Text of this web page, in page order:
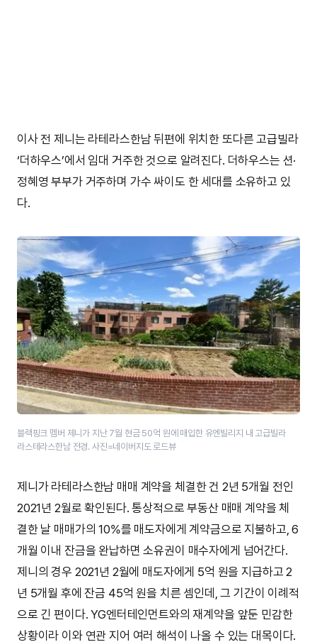
이사 전 제니는 라테라스한남 뒤편에 위치한 또다른 고급빌라
‘더하우스’에서 임대 거주한 것으로 알려진다. 더하우스는 션·
정혜영 부부가 거주하며 가수 싸이도 한 세대를 소유하고 있
다.
블랙핑크 멤버 제니가 지난 7월 현금 50억 원에 매입한 유엔빌리지 내 고급빌라
라스테라스한남 전경. 사진=네이버지도 로드뷰
제니가 라테라스한남 매매 계약을 체결한 건 2년 5개월 전인
2021년 2월로 확인된다. 통상적으로 부동산 매매 계약을 체
결한 날 매매가의 10%를 매도자에게 계약금으로 지불하고, 6
개월 이내 잔금을 완납하면 소유권이 매수자에게 넘어간다.
제니의 경우 2021년 2월에 매도자에게 5억 원을 지급하고 2
년 5개월 후에 잔금 45억 원을 치른 셈인데, 그 기간이 이례적
으로 긴 편이다. YG엔터테인먼트와의 재계약을 앞둔 민감한
상황이라 이와 연관 지어 여러 해석이 나올 수 있는 대목이다.